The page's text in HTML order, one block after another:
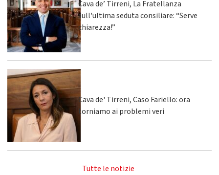
Cava de’ Tirreni, La Fratellanza
sull'ultima seduta consiliare: “Serve
chiarezza!”
Cava de' Tirreni, Caso Fariello: ora
torniamo ai problemi veri
Tutte le notizie